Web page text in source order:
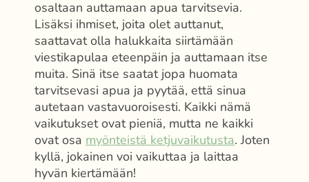
osaltaan auttamaan apua tarvitsevia.
Lisäksi ihmiset, joita olet auttanut,
saattavat olla halukkaita siirtämään
viestikapulaa eteenpäin ja auttamaan itse
muita. Sinä itse saatat jopa huomata
tarvitsevasi apua ja pyytää, että sinua
autetaan vastavuoroisesti. Kaikki nämä
vaikutukset ovat pieniä, mutta ne kaikki
ovat osa myönteistä ketjuvaikutusta. Joten
kyllä, jokainen voi vaikuttaa ja laittaa
hyvän kiertämään!